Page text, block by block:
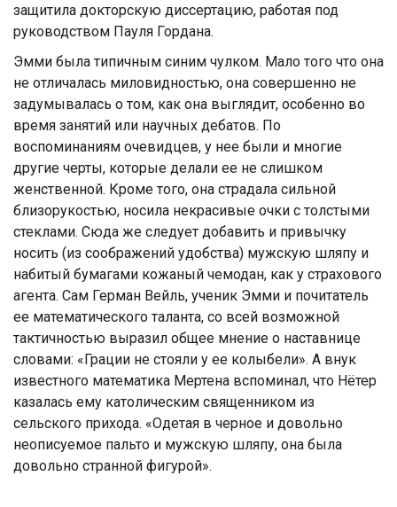
защитила докторскую диссертацию, работая под
руководством Пауля Гордана.
Эмми была типичным синим чулком. Мало того что она
не отличалась миловидностью, она совершенно не
задумывалась о том, как она выглядит, особенно во
время занятий или научных дебатов. По
воспоминаниям очевидцев, у нее были и многие
другие черты, которые делали ее не слишком
женственной. Кроме того, она страдала сильной
близорукостью, носила некрасивые очки с толстыми
стеклами. Сюда же следует добавить и привычку
носить (из соображений удобства) мужскую шляпу и
набитый бумагами кожаный чемодан, как у страхового
агента. Сам Герман Вейль, ученик Эмми и почитатель
ее математического таланта, со всей возможной
тактичностью выразил общее мнение о наставнице
словами: «Грации не стояли у ее колыбели». А внук
известного математика Мертена вспоминал, что Нётер
казалась ему католическим священником из
сельского прихода. «Одетая в черное и довольно
неописуемое пальто и мужскую шляпу, она была
довольно странной фигурой».